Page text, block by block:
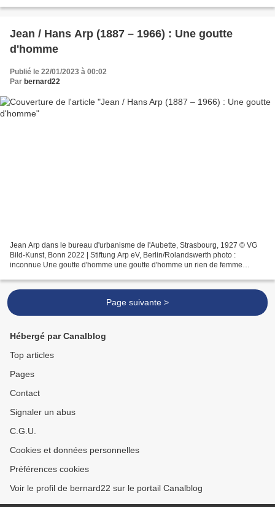
Jean / Hans Arp (1887 – 1966) : Une goutte
d'homme
Publié le 22/01/2023 à 00:02
Par bernard22
Jean Arp dans le bureau d'urbanisme de l'Aubette, Strasbourg, 1927 © VG
Bild-Kunst, Bonn 2022 | Stiftung Arp eV, Berlin/Rolandswerth photo :
inconnue Une goutte d'homme une goutte d'homme un rien de femme
Page suivante >
Hébergé par Canalblog
Top articles
Pages
Contact
Signaler un abus
C.G.U.
Cookies et données personnelles
Préférences cookies
Voir le profil de bernard22 sur le portail Canalblog